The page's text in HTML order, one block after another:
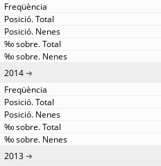
2014
2013